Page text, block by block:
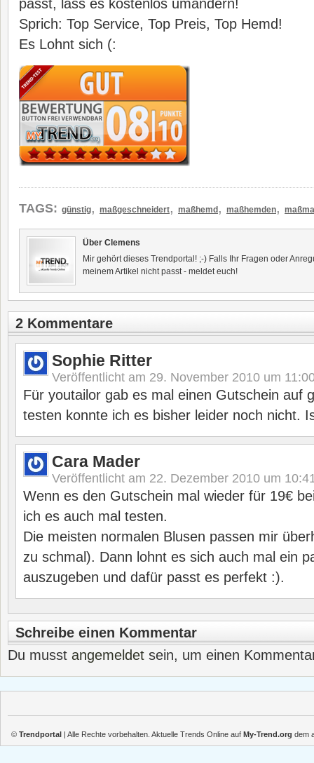
passt, lass es kostenlos umändern!
Sprich: Top Service, Top Preis, Top Hemd!
Es Lohnt sich (:
TAGS: günstig, maßgeschneidert, maßhemd , maßhemden,
Über Clemens
Mir gehört dieses Trendportal! ;-) Falls Ihr Fragen oder
meinem Artikel nicht passt - meldet euch!
2 Kommentare
Sophie Ritter
Veröffentlicht am 29. November 2010 um
Für youtailor gab es mal einen Gutschein auf
testen konnte ich es bisher leider noch nicht.
Cara Mader
Veröffentlicht am 22. Dezember 2010 um
Wenn es den Gutschein mal wieder für 19€
ich es auch mal testen.
Die meisten normalen Blusen passen mir
zu schmal). Dann lohnt es sich auch mal ein
auszugeben und dafür passt es perfekt :).
Schreibe einen Kommentar
Du musst angemeldet sein, um einen
© Trendportal | Alle Rechte vorbehalten. Aktuelle Trends Online auf My-Trend.org dem